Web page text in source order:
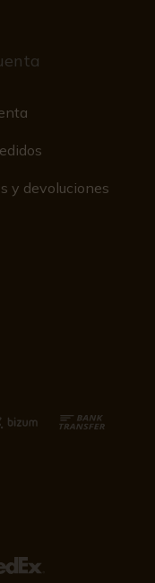
y devoluciones